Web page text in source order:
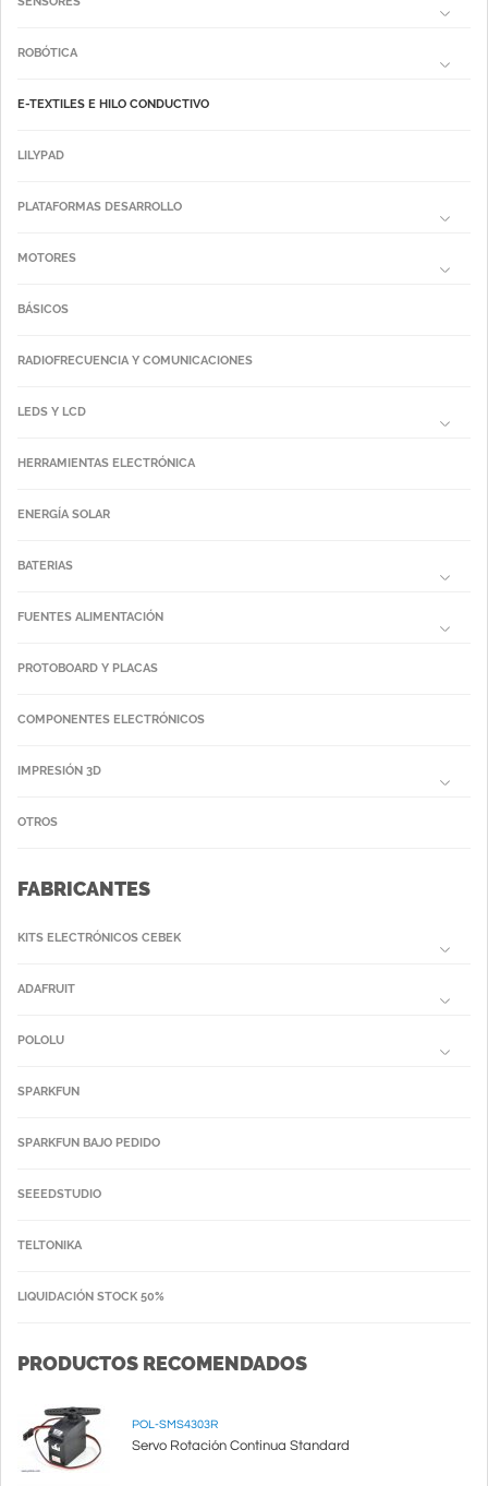
ROBÓTICA
E-TEXTILES E HILO CONDUCTIVO
LILYPAD
PLATAFORMAS DESARROLLO
MOTORES
BÁSICOS
RADIOFRECUENCIA Y COMUNICACIONES
LEDS Y LCD
HERRAMIENTAS ELECTRÓNICA
ENERGÍA SOLAR
BATERIAS
FUENTES ALIMENTACIÓN
PROTOBOARD Y PLACAS
COMPONENTES ELECTRÓNICOS
IMPRESIÓN 3D
OTROS
FABRICANTES
KITS ELECTRÓNICOS CEBEK
ADAFRUIT
POLOLU
SPARKFUN
SPARKFUN BAJO PEDIDO
SEEEDSTUDIO
TELTONIKA
LIQUIDACIÓN STOCK 50%
PRODUCTOS RECOMENDADOS
POL-SMS4303R
Servo Rotación Continua Standard